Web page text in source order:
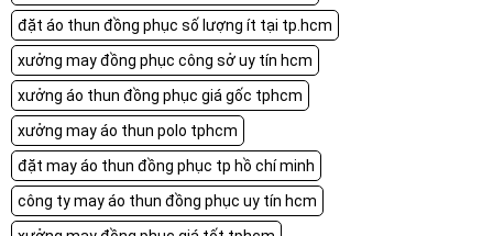
đặt áo thun đồng phục số lượng ít tại tp.hcm
xưởng may đồng phục công sở uy tín hcm
xưởng áo thun đồng phục giá gốc tphcm
xưởng may áo thun polo tphcm
đặt may áo thun đồng phục tp hồ chí minh
công ty may áo thun đồng phục uy tín hcm